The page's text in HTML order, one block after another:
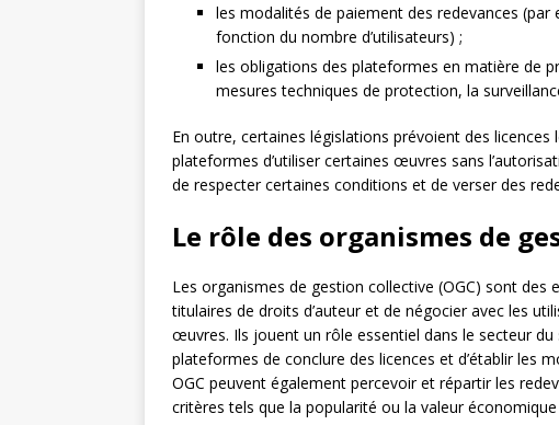
les modalités de paiement des redevances
fonction du nombre d’utilisateurs) ;
les obligations des plateformes en matière de
mesures techniques de protection, la
En outre, certaines législations prévoient des
plateformes d’utiliser certaines œuvres sans
de respecter certaines conditions et de verser des
Le rôle des organismes de
Les organismes de gestion collective (OGC) sont
titulaires de droits d’auteur et de négocier avec les
œuvres. Ils jouent un rôle essentiel dans le secteur
plateformes de conclure des licences et d’établir les
OGC peuvent également percevoir et répartir les
critères tels que la popularité ou la valeur